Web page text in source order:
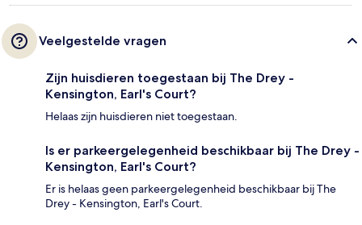
Veelgestelde vragen
Zijn huisdieren toegestaan bij The Drey -
Kensington, Earl's Court?
Helaas zijn huisdieren niet toegestaan.
Is er parkeergelegenheid beschikbaar bij The Drey -
Kensington, Earl's Court?
Er is helaas geen parkeergelegenheid beschikbaar bij The
Drey - Kensington, Earl's Court.